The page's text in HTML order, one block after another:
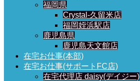
福岡県
Crystal-久留米店
福岡姪浜駅店
鹿児島県
鹿児島天文館店
在宅お仕事(本部)
在宅お仕事(サポートFC店)
在宅代理店 daisy(デイジー)